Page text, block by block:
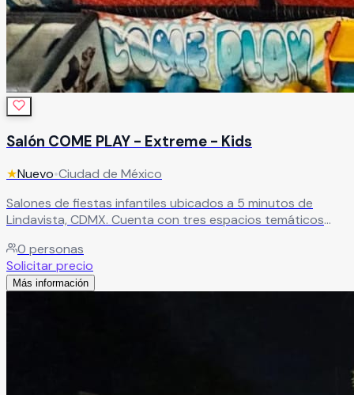
Salón COME PLAY - Extreme - Kids
★Nuevo•Ciudad de México
Salones de fiestas infantiles ubicados a 5 minutos de
Lindavista, CDMX. Cuenta con tres espacios temáticos
de estacionamiento dentro de las instalaciones. Ideal para
cumpleaños y celebraciones infantiles.
0 personas
Solicitar precio
Más información